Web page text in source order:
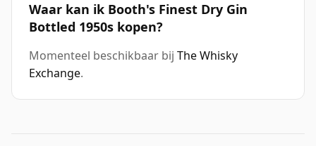
Waar kan ik Booth's Finest Dry Gin
Bottled 1950s kopen?
Momenteel beschikbaar bij The Whisky
Exchange.